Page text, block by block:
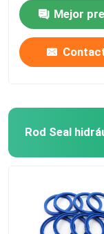
Sello de aceite
Anillo
Mejor
Rod Seal